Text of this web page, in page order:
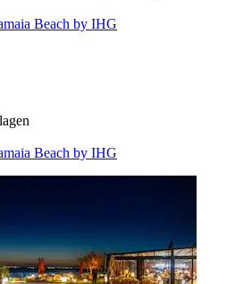
Beach by IHG
Beach by IHG